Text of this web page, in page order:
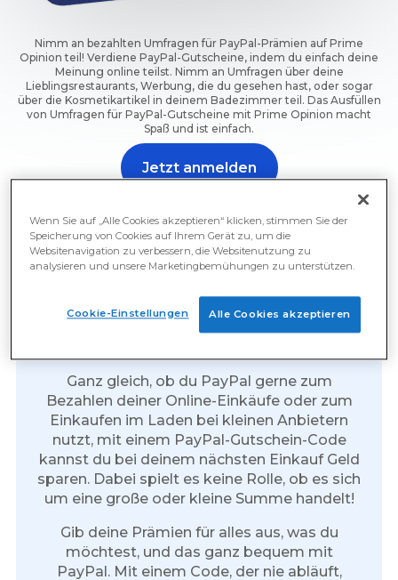
Nimm an bezahlten Umfragen für PayPal-Prämien auf Prime
Opinion teil! Verdiene PayPal-Gutscheine, indem du einfach deine
Meinung online teilst. Nimm an Umfragen über deine
Lieblingsrestaurants, Werbung, die du gesehen hast, oder sogar
über die Kosmetikartikel in deinem Badezimmer teil. Das Ausfüllen
von Umfragen für PayPal-Gutscheine mit Prime Opinion macht
Spaß und ist einfach.
Jetzt anmelden
Nimm jetzt an einer Umfrage teil und erhalte eine
Belohnung.
Bezahlte Umfragen: PayPal-
Ganz gleich, ob du PayPal gerne zum
Bezahlen deiner Online-Einkäufe oder zum
Einkaufen im Laden bei kleinen Anbietern
nutzt, mit einem PayPal-Gutschein-Code
kannst du bei deinem nächsten Einkauf Geld
sparen. Dabei spielt es keine Rolle, ob es sich
um eine große oder kleine Summe handelt!
Gib deine Prämien für alles aus, was du
möchtest, und das ganz bequem mit
PayPal. Mit einem Code, der nie abläuft,
Wenn Sie auf „Alle Cookies akzeptieren“ klicken, stimmen Sie der
Speicherung von Cookies auf Ihrem Gerät zu, um die
Websitenavigation zu verbessern, die Websitenutzung zu
analysieren und unsere Marketingbemühungen zu unterstützen.
Alle Cookies akzeptieren
Cookie-Einstellungen